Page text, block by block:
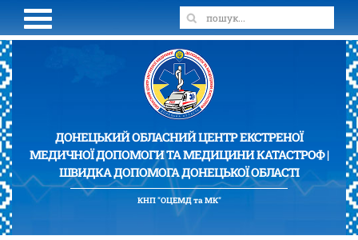
ДОНЕЦЬКИЙ ОБЛАСНИЙ ЦЕНТР ЕКСТРЕНОЇ
МЕДИЧНОЇ ДОПОМОГИ ТА МЕДИЦИНИ КАТАСТРОФ |
ШВИДКА ДОПОМОГА ДОНЕЦЬКОЇ ОБЛАСТІ
КНП "ОЦЕМД та МК"